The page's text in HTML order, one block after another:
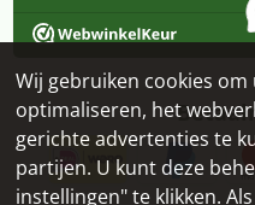
Wij gebruiken cookies
optimaliseren, het
gerichte advertenties te
partijen. U kunt deze
instellingen" te klikken.